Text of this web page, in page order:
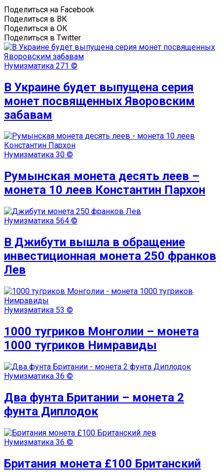
Поделиться на Facebook
Поделиться в ВК
Поделиться в ОК
Поделиться в Twitter
Нумизматика 271 ©
В Украине будет выпущена серия
монет посвященных Яворовским
забавам
Нумизматика 30 ©
Румынская монета десять леев –
монета 10 леев Константин Пархон
Нумизматика 564 ©
В Джибути вышла в обращение
инвестиционная монета 250 франков
Лев
Нумизматика 53 ©
1000 тугриков Монголии – монета
1000 тугриков Нимравиды
Нумизматика 36 ©
Два фунта Британии – монета 2
фунта Диплодок
Нумизматика 36 ©
Британия монета £100 Британский